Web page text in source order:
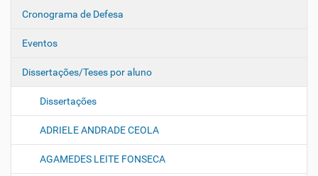
Cronograma de Defesa
Eventos
Dissertações/Teses por aluno
Dissertações
ADRIELE ANDRADE CEOLA
AGAMEDES LEITE FONSECA